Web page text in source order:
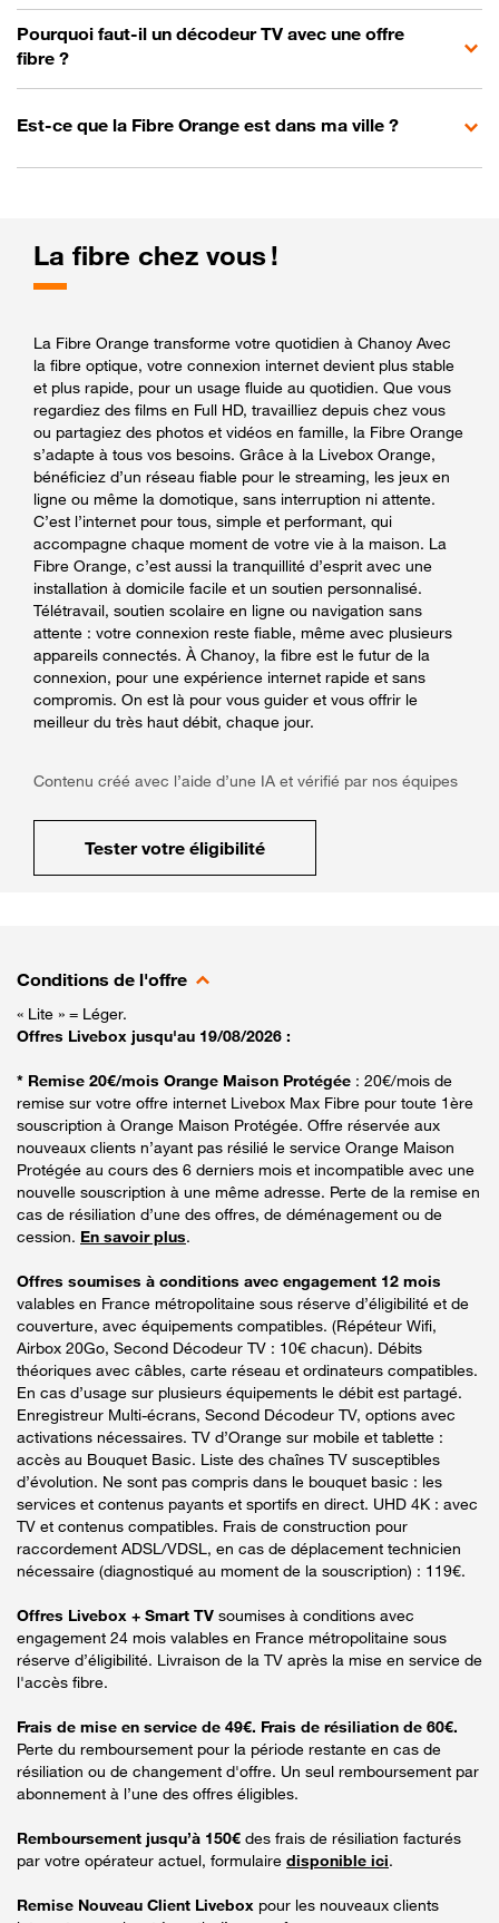
Pourquoi faut-il un décodeur TV avec une offre
fibre ?
Est-ce que la Fibre Orange est dans ma ville ?
La fibre chez vous !
La Fibre Orange transforme votre quotidien à Chanoy Avec
la fibre optique, votre connexion internet devient plus stable
et plus rapide, pour un usage fluide au quotidien. Que vous
regardiez des films en Full HD, travailliez depuis chez vous
ou partagiez des photos et vidéos en famille, la Fibre Orange
s’adapte à tous vos besoins. Grâce à la Livebox Orange,
bénéficiez d’un réseau fiable pour le streaming, les jeux en
ligne ou même la domotique, sans interruption ni attente.
C’est l’internet pour tous, simple et performant, qui
accompagne chaque moment de votre vie à la maison. La
Fibre Orange, c’est aussi la tranquillité d’esprit avec une
installation à domicile facile et un soutien personnalisé.
Télétravail, soutien scolaire en ligne ou navigation sans
attente : votre connexion reste fiable, même avec plusieurs
appareils connectés. À Chanoy, la fibre est le futur de la
connexion, pour une expérience internet rapide et sans
compromis. On est là pour vous guider et vous offrir le
meilleur du très haut débit, chaque jour.
Contenu créé avec l’aide d’une IA et vérifié par nos équipes
Tester votre éligibilité
Conditions de l'offre
« Lite » = Léger.
Offres Livebox jusqu'au 19/08/2026 :
* Remise 20€/mois Orange Maison Protégée : 20€/mois de
remise sur votre offre internet Livebox Max Fibre pour toute 1ère
souscription à Orange Maison Protégée. Offre réservée aux
nouveaux clients n’ayant pas résilié le service Orange Maison
Protégée au cours des 6 derniers mois et incompatible avec une
nouvelle souscription à une même adresse. Perte de la remise en
cas de résiliation d’une des offres, de déménagement ou de
cession. En savoir plus.
Offres soumises à conditions avec engagement 12 mois
valables en France métropolitaine sous réserve d’éligibilité et de
couverture, avec équipements compatibles. (Répéteur Wifi,
Airbox 20Go, Second Décodeur TV : 10€ chacun). Débits
théoriques avec câbles, carte réseau et ordinateurs compatibles.
En cas d’usage sur plusieurs équipements le débit est partagé.
Enregistreur Multi-écrans, Second Décodeur TV, options avec
activations nécessaires. TV d’Orange sur mobile et tablette :
accès au Bouquet Basic. Liste des chaînes TV susceptibles
d’évolution. Ne sont pas compris dans le bouquet basic : les
services et contenus payants et sportifs en direct. UHD 4K : avec
TV et contenus compatibles. Frais de construction pour
raccordement ADSL/VDSL, en cas de déplacement technicien
nécessaire (diagnostiqué au moment de la souscription) : 119€.
Offres Livebox + Smart TV soumises à conditions avec
engagement 24 mois valables en France métropolitaine sous
réserve d’éligibilité. Livraison de la TV après la mise en service de
l'accès fibre.
Frais de mise en service de 49€. Frais de résiliation de 60€.
Perte du remboursement pour la période restante en cas de
résiliation ou de changement d'offre. Un seul remboursement par
abonnement à l’une des offres éligibles.
Remboursement jusqu’à 150€ des frais de résiliation facturés
par votre opérateur actuel, formulaire disponible ici.
Remise Nouveau Client Livebox pour les nouveaux clients